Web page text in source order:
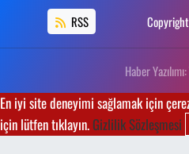
RSS
Haber Yazılımı:
En iyi site deneyimi sağlamak için
için lütfen tıklayın.Gizlilik Sözleşmesi